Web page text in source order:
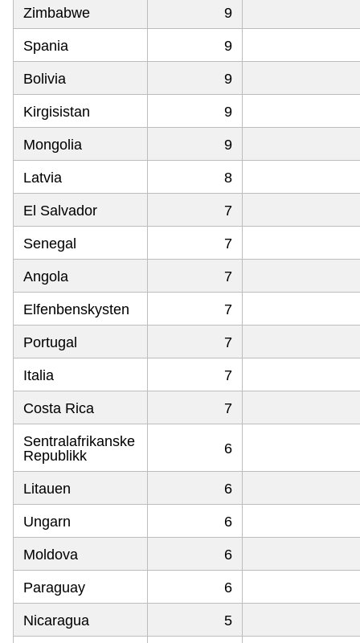
Zimbabwe 9
Spania 9
Bolivia 9
Kirgisistan 9
Mongolia 9
Latvia 8
El Salvador 7
Senegal 7
Angola 7
Elfenbenskysten 7
Portugal 7
Italia 7
Costa Rica 7
Sentralafrikanske
Republikk
6
Litauen 6
Ungarn 6
Moldova 6
Paraguay 6
Nicaragua 5